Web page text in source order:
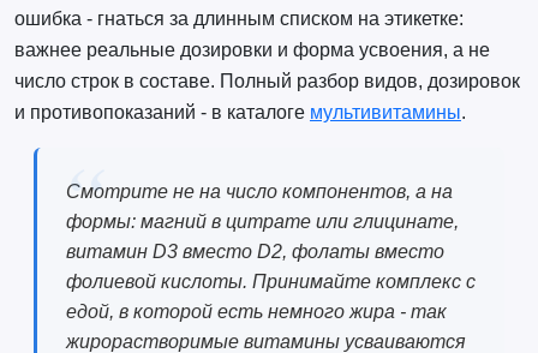
ошибка - гнаться за длинным списком на этикетке:
важнее реальные дозировки и форма усвоения, а не
число строк в составе. Полный разбор видов, дозировок
и противопоказаний - в каталоге мультивитамины.
Смотрите не на число компонентов, а на
формы: магний в цитрате или глицинате,
витамин D3 вместо D2, фолаты вместо
фолиевой кислоты. Принимайте комплекс с
едой, в которой есть немного жира - так
жирорастворимые витамины усваиваются